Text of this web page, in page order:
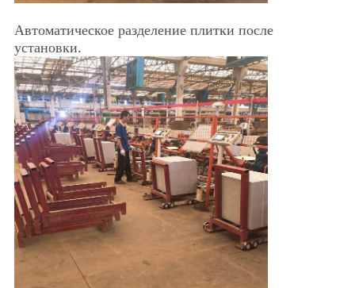
Автоматическое разделение плитки после
установки.